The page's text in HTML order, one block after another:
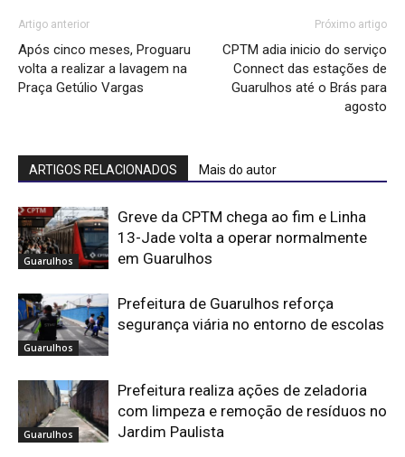
Artigo anterior
Após cinco meses, Proguaru
volta a realizar a lavagem na
Praça Getúlio Vargas
Próximo artigo
CPTM adia inicio do serviço
Connect das estações de
Guarulhos até o Brás para
agosto
ARTIGOS RELACIONADOS Mais do autor
Guarulhos
Greve da CPTM chega ao fim e Linha
13-Jade volta a operar normalmente
em Guarulhos
Guarulhos
Prefeitura de Guarulhos reforça
segurança viária no entorno de escolas
Guarulhos
Prefeitura realiza ações de zeladoria
com limpeza e remoção de resíduos no
Jardim Paulista